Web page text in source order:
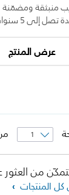
منبثقة ومضمّنة
إلى 5 سنوات**
عرض المنتج
من العثور
المنتجات